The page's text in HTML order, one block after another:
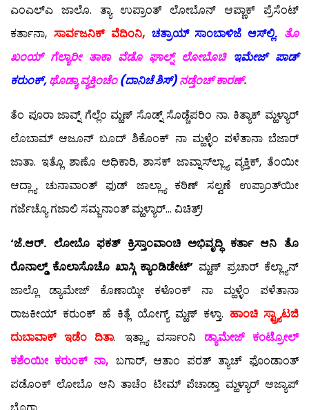
ಎಂಎಲ್‍ಎ ಜಾಲೊ. ತ್ಯಾ ಉಪ್ರಾಂತ್ ಲೋಬೊನ್ ಆಪ್ಣಾಕ್ ಪ್ರೆಸೆಂಟ್
ಕರ್ತಾನಾ, ಸಾರ್ವಜನಿಕ್ ವೆದಿಂನಿ, ಚತ್ರಾಯ್ ಸಾಂಬಾಳಿಜೆ ಆಸ್‍ಲ್ಲಿ. ತೊ
ಖಂಯ್ ಗೆಲ್ಯಾರೀ ತಾಕಾ ವೆಡೊ ಘಾಲ್ನ್ ಲೋಬೊಚಿ ಇಮೇಜ್ ಪಾಡ್
ಕರುಂಕ್,ಥೊಡ್ಯಾ ವ್ಯಕ್ತಿಂಚೆಂ(ದಾನಿಚೆ ಶಿಸ್)ನಡ್ತೆಂಚ್ ಕಾರಣ್.
ತೆಂ ಪೂರಾ ಜಾವ್ನ್ ಗೆಲ್ಲೆಂ ಮ್ಹಣ್ ಸೊಡ್ನ್ ಸೊಡ್ಚೆಪರಿಂ ನಾ. ಕಿತ್ಯಾಕ್ ಮ್ಹಳ್ಯಾರ್
ಲೊಬಾಮ್ ಆಜೂನ್ ಬೂದ್ ಶಿಕೊಂಕ್ ನಾ ಮ್ಹಳ್ಳೆಂ ಪಳೆತಾನಾ ಬೆಜಾರ್
ಜಾತಾ. ಇತ್ಲೊ ಶಾಣೊ ಅಧಿಕಾರಿ, ಶಾಸಕ್ ಜಾವ್ನಾಸ್‍ಲ್ಲ್ಯಾ ವ್ಯಕ್ತಿಕ್, ತೆಂಯೀ
ಆದ್ಲ್ಯಾ ಚುನಾವಾಂತ್ ಫುಡ್ ಜಾಲ್ಲ್ಯಾ ಕಠಿಣ್ ಸಲ್ವಣೆ ಉಪ್ರಾಂತ್‍ಯೀ
ಗರ್ಜೆಚ್ಯೊ ಗಜಾಲಿ ಸಮ್ಜನಾಂತ್ ಮ್ಹಳ್ಯಾರ್… ವಿಚಿತ್ರ್!
‘ಜೆ.ಆರ್. ಲೋಬೊ ಫಕತ್ ಕ್ರಿಸ್ತಾಂವಾಂಚಿ ಅಭಿವೃದ್ಧಿ ಕರ್ತಾ ಆನಿ ತೊ
ರೊನಾಲ್ಡ್ ಕೊಲಾಸೊಚೊ ಖಾಸ್ಗಿ ಕ್ಯಾಂಡಿಡೇಟ್’ ಮ್ಹಣ್ ಪ್ರಚಾರ್ ಕೆಲ್ಲ್ಯಾನ್
ಜಾಲ್ಲೊ ಡ್ಯಾಮೇಜ್ ಕೊಣಾಯ್ಕೀ ಕಳೊಂಕ್ ನಾ ಮ್ಹಳ್ಳೆಂ ಪಳೆತಾನಾ
ರಾಜಕೀಯ್ ಕರುಂಕ್ ಹೆ ಕಿತ್ಲೆ ಯೋಗ್ಯ್ ಮ್ಹಣ್ ಕಳ್ತಾ. ಹಾಂಚಿ ಸ್ಟ್ರ್ಯಾಟಜಿ
ದುಬಾವಾಕ್ ಇಡೆಂ ದಿತಾ. ಇತ್ಲ್ಯಾ ವರ್ಸಾಂನಿ ಡ್ಯಾಮೇಜ್ ಕಂಟ್ರೋಲ್
ಕಶೆಂಯೀ ಕರುಂಕ್ ನಾ, ಬಗಾರ್, ಆತಾಂ ಪರತ್ ತ್ಯಾಚ್ ಫೊಂಡಾಂತ್
ಪಡೊಂಕ್ ಲೋಬೊ ಆನಿ ತಾಚೆಂ ಟೀಮ್ ಪೆಚಾಡ್ತಾ ಮ್ಹಳ್ಯಾರ್ ಆಜ್ಯಾಪ್